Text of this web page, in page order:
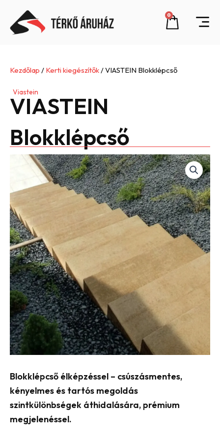
content
0
Cart
Kezdőlap / Kerti kiegészítők / VIASTEIN Blokklépcső
Viastein
VIASTEIN
Blokklépcső
Blokklépcső élképzéssel – csúszásmentes,
kényelmes és tartós megoldás
szintkülönbségek áthidalására, prémium
megjelenéssel.